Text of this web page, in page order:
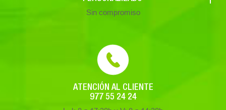
Sin compromiso
ATENCIÓN AL CLIENTE
977 55 24 24